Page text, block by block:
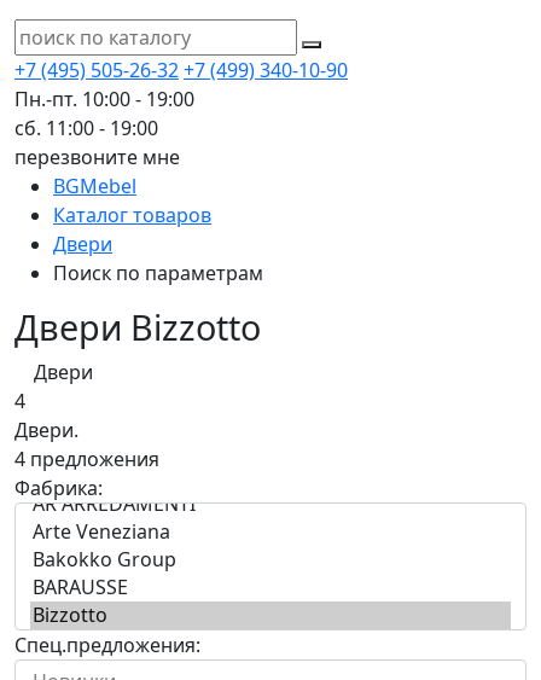
+7 (495) 505-26-32+7 (499) 340-10-90
Пн.-пт. 10:00 - 19:00
сб. 11:00 - 19:00
перезвоните мне
BGMebel
Каталог товаров
Двери
Поиск по параметрам
Двери Bizzotto
Двери
4
Двери.
4 предложения
Фабрика:
Спец.предложения: